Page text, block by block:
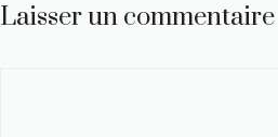
Laisser un commentaire